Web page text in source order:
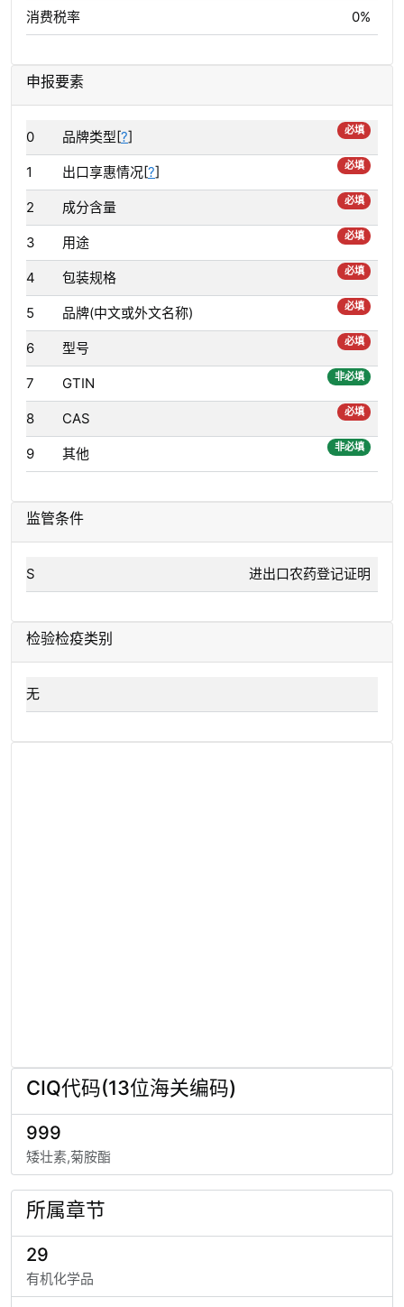
消费税率 0%
申报要素
0 品牌类型[?] 必填
1 出口享惠情况[?] 必填
2 成分含量 必填
3 用途 必填
4 包装规格 必填
5 品牌(中文或外文名称) 必填
6 型号 必填
7 GTIN 非必填
8 CAS 必填
9 其他 非必填
监管条件
S 进出口农药登记证明
检验检疫类别
无
CIQ代码(13位海关编码)
999
矮壮素,菊胺酯
所属章节
29
有机化学品